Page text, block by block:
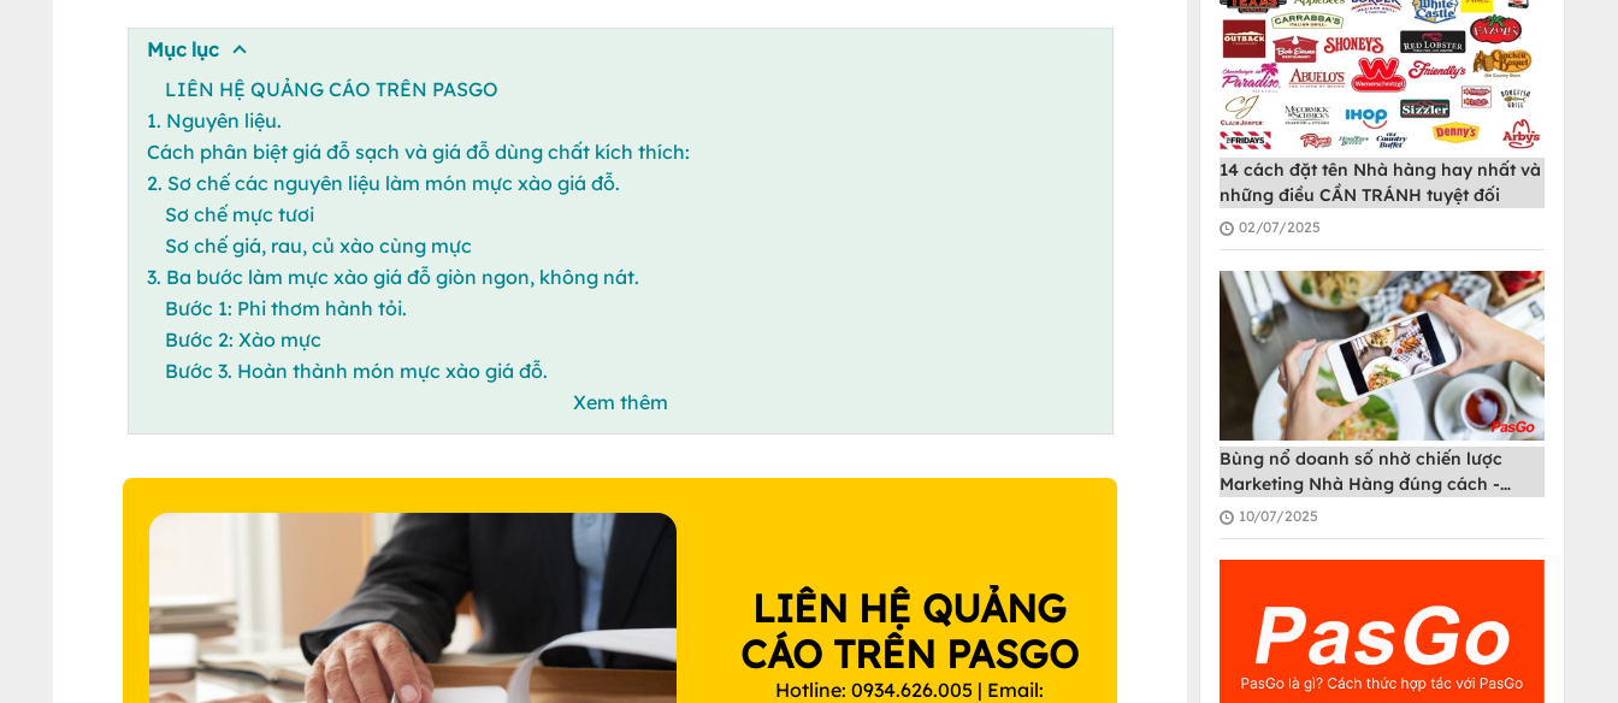
Mục lục
LIÊN HỆ QUẢNG CÁO TRÊN PASGO
1. Nguyên liệu.
Cách phân biệt giá đỗ sạch và giá đỗ dùng chất kích thích:
2. Sơ chế các nguyên liệu làm món mực xào giá đỗ.
Sơ chế mực tươi
Sơ chế giá, rau, củ xào cùng mực
3. Ba bước làm mực xào giá đỗ giòn ngon, không nát.
Bước 1: Phi thơm hành tỏi.
Bước 2: Xào mực
Bước 3. Hoàn thành món mực xào giá đỗ.
Xem thêm
LIÊN HỆ QUẢNG
CÁO TRÊN PASGO
Hotline: 0934.626.005 | Email:
14 cách đặt tên Nhà hàng hay nhất và
những điều CẦN TRÁNH tuyệt đối
02/07/2025
Bùng nổ doanh số nhờ chiến lược
Marketing Nhà Hàng đúng cách -
PasGo
10/07/2025